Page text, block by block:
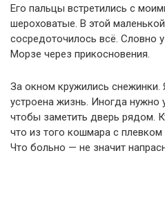
Его пальцы встретились с
шероховатые. В этой
сосредоточилось всё. Словно
Морзе через прикосновения.
За окном кружились
устроена жизнь. Иногда нужно
чтобы заметить дверь рядом.
что из того кошмара с
Что больно — не значит